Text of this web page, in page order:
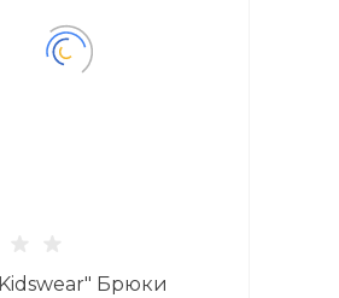
Брюки